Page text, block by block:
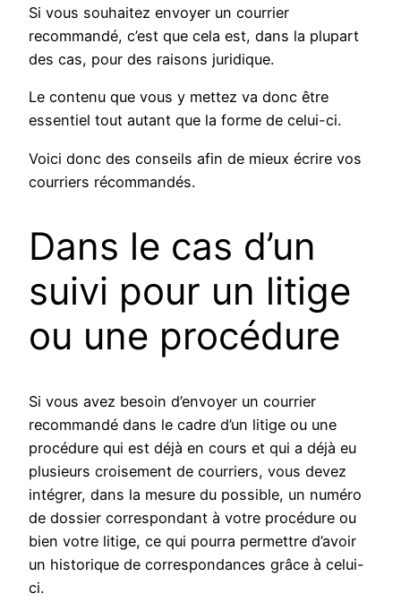
Si vous souhaitez envoyer un courrier
recommandé, c’est que cela est, dans la plupart
des cas, pour des raisons juridique.
Le contenu que vous y mettez va donc être
essentiel tout autant que la forme de celui-ci.
Voici donc des conseils afin de mieux écrire vos
courriers récommandés.
Dans le cas d’un
suivi pour un litige
ou une procédure
Si vous avez besoin d’envoyer un courrier
recommandé dans le cadre d’un litige ou une
procédure qui est déjà en cours et qui a déjà eu
plusieurs croisement de courriers, vous devez
intégrer, dans la mesure du possible, un numéro
de dossier correspondant à votre procédure ou
bien votre litige, ce qui pourra permettre d’avoir
un historique de correspondances grâce à celui-
ci.